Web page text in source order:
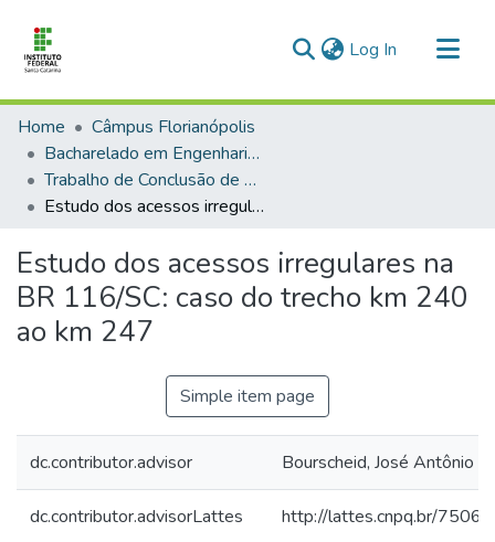
Log In (current)
Communities & Collections
All of DSpace
Documentos úteis
Contatos
Home
Câmpus Florianópolis
Bacharelado em Engenharia Civil
Trabalho de Conclusão de Curso
Estudo dos acessos irregulares na BR 116/SC: caso do trecho km 240 ao km 247
Estudo dos acessos irregulares na
BR 116/SC: caso do trecho km 240
ao km 247
Simple item page
dc.contributor.advisor Bourscheid, José Antônio
dc.contributor.advisorLattes http://lattes.cnpq.br/